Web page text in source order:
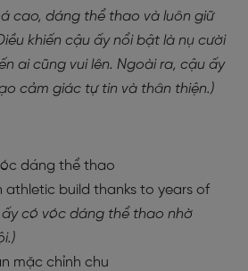
cao, dáng thể thao và luôn giữ
khiến cậu ấy nổi bật là nụ cười
ai cũng vui lên. Ngoài ra, cậu ấy
cảm giác tự tin và thân thiện.)
dáng thể thao
athletic build thanks to years of
ấy có vóc dáng thể thao nhờ
mặc chỉnh chu